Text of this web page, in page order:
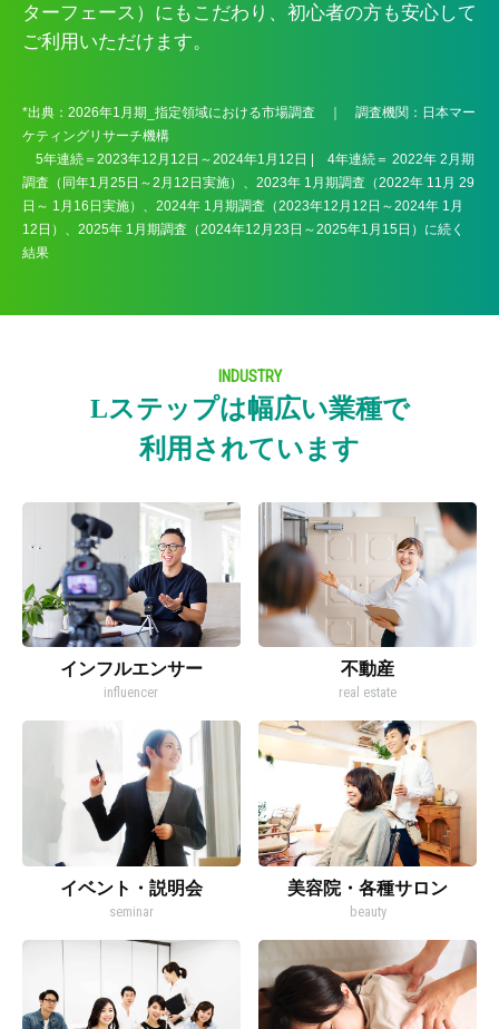
ターフェース）にもこだわり、初心者の方も安心して
ご利用いただけます。
*出典：2026年1月期_指定領域における市場調査 ｜ 調査機関：日本マー
ケティングリサーチ機構
5年連続＝2023年12月12日～2024年1月12日 | 4年連続＝ 2022年 2月期
調査（同年1月25日～2月12日実施）、2023年 1月期調査（2022年 11月 29
日～ 1月16日実施）、2024年 1月期調査（2023年12月12日～2024年 1月
12日）、2025年 1月期調査（2024年12月23日～2025年1月15日）に続く
結果
INDUSTRY
Lステップは幅広い業種で
利用されています
インフルエンサー
influencer
不動産
real estate
イベント・説明会
seminar
美容院・各種サロン
beauty